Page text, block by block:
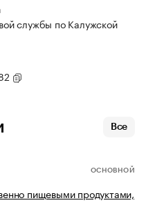
службы по Калужской
Все
ОСНОВНОЙ
пищевыми продуктами,